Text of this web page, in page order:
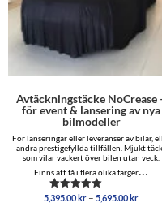
Avtäckningstäcke NoCrease
för event & lansering av nya
bilmodeller
För lanseringar eller leveranser av bilar,
andra prestigefyllda tillfällen. Mjukt
som vilar vackert över bilen utan veck.
Finns att få i flera olika färger…
Betygsatt
5,395.00 kr – 5,695.00 kr